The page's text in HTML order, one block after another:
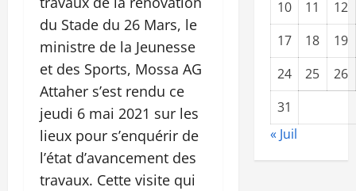
du Stade du 26 Mars, le
ministre de la Jeunesse
et des Sports, Mossa AG
Attaher s’est rendu ce
jeudi 6 mai 2021 sur les
lieux pour s’enquérir de
l’état d’avancement des
travaux. Cette visite qui
10
11
12
17
18
19
24
25
26
31
« Juil